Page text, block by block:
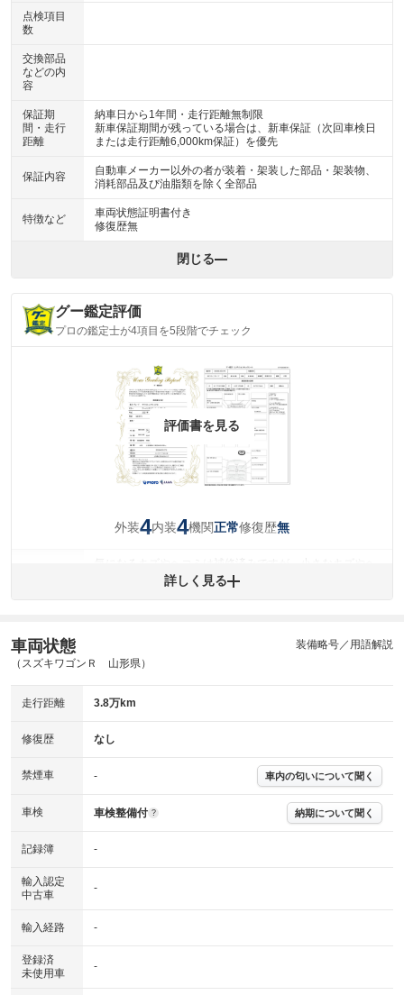
点検項目
数
交換部品
などの内
容
保証期
間・走行
距離
納車日から1年間・走行距離無制限
新車保証期間が残っている場合は、新車保証（次回車検日
または走行距離6,000km保証）を優先
保証内容
自動車メーカー以外の者が装着・架装した部品・架装物、
消耗部品及び油脂類を除く全部品
特徴など
車両状態証明書付き
修復歴無
閉じる
グー鑑定評価
プロの鑑定士が4項目を5段階でチェック
評価書を見る
外装4内装4機関正常修復歴無
コミが残っています。
(内装状態)
機関 主要機関に不具合はありません。
修復歴 詳細は鑑定書をご確認ください。
※グー鑑定は保証サービスではございません。購入時は必ず現車をご確認
※実際にお渡しするコンディションチェックシートにつきましては、形式
※グー鑑定の評価はあくまでも記載している鑑定日の鑑定結果となりま
す。車両情報等の詳細は各販売店へお問い合わせ下さい。
詳しく見る
車両状態
（スズキワゴンＲ 山形県）
装備略号／用語解説
走行距離 3.8万km
修復歴 なし
禁煙車 - 車内の匂いについて聞く
車検 車検整備付 ? 納期について聞く
記録簿 -
輸入認定
中古車
-
輸入経路 -
登録済
未使用車
-